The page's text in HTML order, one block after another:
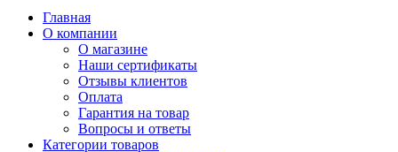
Главная
О компании
О магазине
Наши сертификаты
Отзывы клиентов
Оплата
Гарантия на товар
Вопросы и ответы
Категории товаров